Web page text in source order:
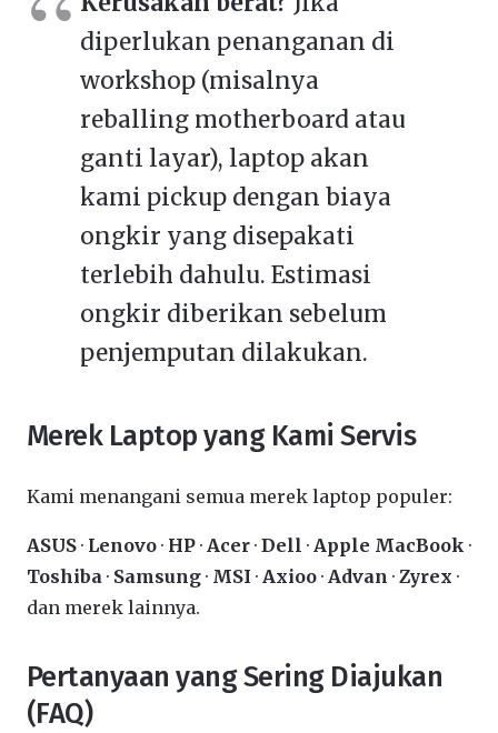
diperlukan penanganan di
workshop (misalnya
reballing motherboard atau
ganti layar), laptop akan
kami pickup dengan biaya
ongkir yang disepakati
terlebih dahulu. Estimasi
ongkir diberikan sebelum
penjemputan dilakukan.
Merek Laptop yang Kami Servis
Kami menangani semua merek laptop populer:
ASUS · Lenovo · HP · Acer · Dell · Apple MacBook ·
Toshiba · Samsung · MSI · Axioo · Advan · Zyrex ·
dan merek lainnya.
Pertanyaan yang Sering Diajukan
(FAQ)